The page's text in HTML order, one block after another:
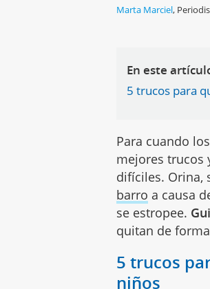
Marta Marciel,
En este
5 trucos para
Para cuando
mejores trucos
difíciles. Orina,
barro a causa
se estropee.
quitan de
5 trucos
niños